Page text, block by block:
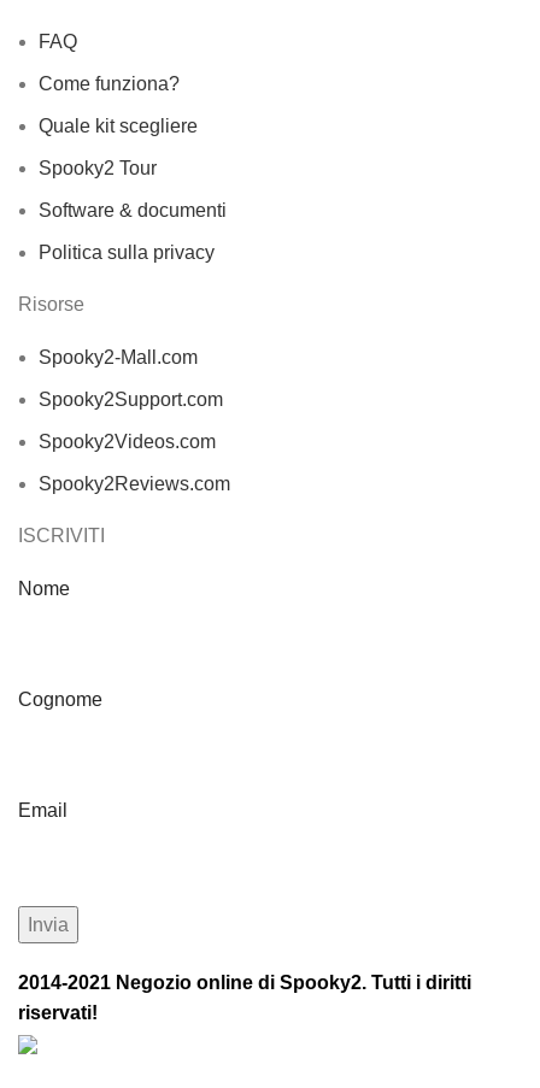
FAQ
Come funziona?
Quale kit scegliere
Spooky2 Tour
Software & documenti
Politica sulla privacy
Risorse
Spooky2-Mall.com
Spooky2Support.com
Spooky2Videos.com
Spooky2Reviews.com
ISCRIVITI
Nome
Cognome
Email
2014-2021 Negozio online di Spooky2. Tutti i diritti
riservati!